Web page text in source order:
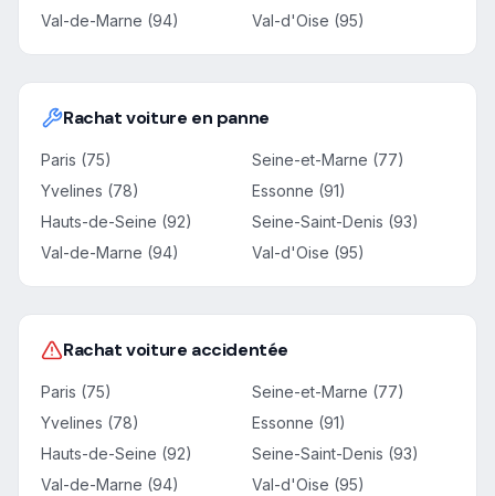
Val-de-Marne (94)
Val-d'Oise (95)
Rachat voiture en panne
Paris (75)
Seine-et-Marne (77)
Yvelines (78)
Essonne (91)
Hauts-de-Seine (92)
Seine-Saint-Denis (93)
Val-de-Marne (94)
Val-d'Oise (95)
Rachat voiture accidentée
Paris (75)
Seine-et-Marne (77)
Yvelines (78)
Essonne (91)
Hauts-de-Seine (92)
Seine-Saint-Denis (93)
Val-de-Marne (94)
Val-d'Oise (95)